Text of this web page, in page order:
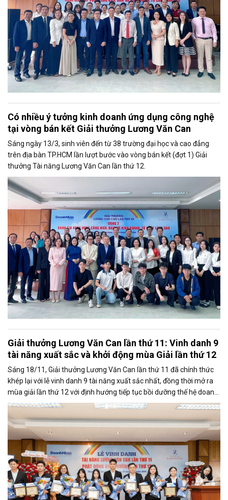
Có nhiều ý tưởng kinh doanh ứng dụng công nghệ
tại vòng bán kết Giải thưởng Lương Văn Can
Sáng ngày 13/3, sinh viên đến từ 38 trường đại học và cao đẳng
trên địa bàn TP.HCM lần lượt bước vào vòng bán kết (đợt 1) Giải
thưởng Tài năng Lương Văn Can lần thứ 12.
Giải thưởng Lương Văn Can lần thứ 11: Vinh danh 9
tài năng xuất sắc và khởi động mùa Giải lần thứ 12
Sáng 18/11, Giải thưởng Lương Văn Can lần thứ 11 đã chính thức
khép lại với lễ vinh danh 9 tài năng xuất sắc nhất, đồng thời mở ra
mùa giải lần thứ 12 với định hướng tiếp tục bồi dưỡng thế hệ doanh
nhân trẻ bản lĩnh - sáng tạo - nhân văn.